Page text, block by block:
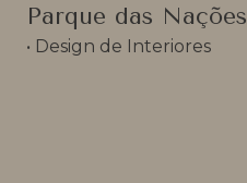
Parque das Nações
• Design de Interiores